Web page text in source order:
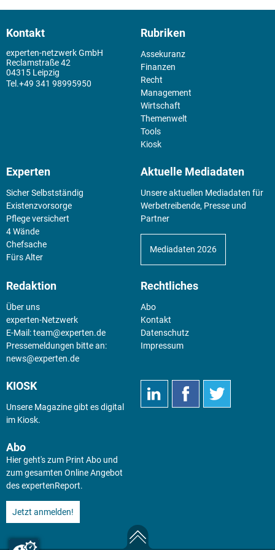
Kontakt
experten-netzwerk GmbH
Reclamstraße 42
04315 Leipzig
+49 341 98995950
Rubriken
Assekuranz
Finanzen
Recht
Management
Wirtschaft
Themenwelt
Tools
Kiosk
Experten
Sicher Selbstständig
Existenz­vorsorge
Pflege versichert
4 Wände
Chefsache
Fürs Alter
Aktuelle Mediadaten
Unsere aktuellen Mediadaten für
Werbetreibende, Presse und
Partner
Mediadaten 2026
Redaktion
Über uns
experten-Netzwerk
E-Mail:team@experten.de
Pressemeldungen bitte an:
news@experten.de
Rechtliches
Abo
Kontakt
Datenschutz
Impressum
KIOSK
Unsere Magazine gibt es digital
im Kiosk.
Abo
Hier geht's zum Print Abo und
zum gesamten Online Angebot
des expertenReport.
Jetzt anmelden!